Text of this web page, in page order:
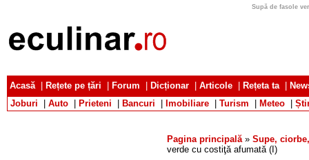
Supă de fasole
Acasă| Rețete pe țări Forum Dicționar Articole Rețeta ta|
Joburi
Auto Prieteni Bancuri Imobiliare Turism Meteo
Pagina principală» Supe,
verde cu costiţă afumată (I)